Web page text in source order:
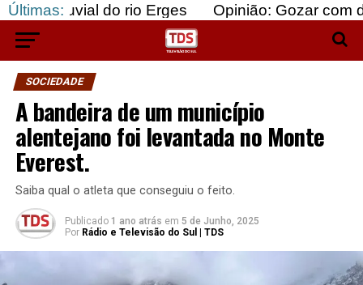
Últimas:
do rio Erges Opinião: Gozar com doentes e
SOCIEDADE
A bandeira de um município
alentejano foi levantada no Monte
Everest.
Saiba qual o atleta que conseguiu o feito.
Publicado 1 ano atrás em 5 de Junho, 2025
Por Rádio e Televisão do Sul | TDS